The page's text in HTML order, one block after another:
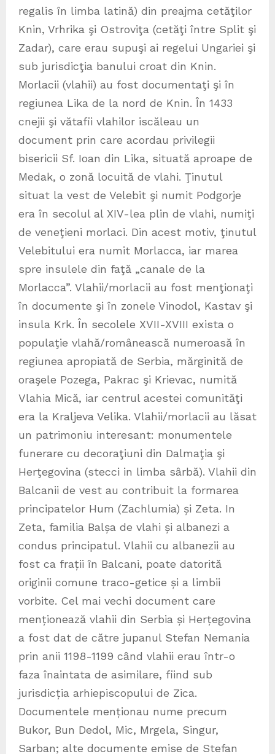
regalis în limba latină) din preajma cetăţilor
Knin, Vrhrika şi Ostroviţa (cetăţi între Split şi
Zadar), care erau supuşi ai regelui Ungariei şi
sub jurisdicţia banului croat din Knin.
Morlacii (vlahii) au fost documentaţi şi în
regiunea Lika de la nord de Knin. În 1433
cnejii şi vătafii vlahilor iscăleau un
document prin care acordau privilegii
bisericii Sf. Ioan din Lika, situată aproape de
Medak, o zonă locuită de vlahi. Ţinutul
situat la vest de Velebit şi numit Podgorje
era în secolul al XIV-lea plin de vlahi, numiţi
de veneţieni morlaci. Din acest motiv, ţinutul
Velebitului era numit Morlacca, iar marea
spre insulele din faţă „canale de la
Morlacca”. Vlahii/morlacii au fost menţionaţi
în documente şi în zonele Vinodol, Kastav şi
insula Krk. În secolele XVII-XVIII exista o
populaţie vlahă/românească numeroasă în
regiunea apropiată de Serbia, mărginită de
oraşele Pozega, Pakrac şi Krievac, numită
Vlahia Mică, iar centrul acestei comunităţi
era la Kraljeva Velika. Vlahii/morlacii au lăsat
un patrimoniu interesant: monumentele
funerare cu decoraţiuni din Dalmaţia şi
Herţegovina (stecci in limba sârbă). Vlahii din
Balcanii de vest au contribuit la formarea
principatelor Hum (Zachlumia) și Zeta. In
Zeta, familia Balșa de vlahi și albanezi a
condus principatul. Vlahii cu albanezii au
fost ca frații în Balcani, poate datorită
originii comune traco-getice și a limbii
vorbite. Cel mai vechi document care
menționează vlahii din Serbia și Herțegovina
a fost dat de către jupanul Stefan Nemania
prin anii 1198-1199 când vlahii erau într-o
faza înaintata de asimilare, fiind sub
jurisdicția arhiepiscopului de Zica.
Documentele menționau nume precum
Bukor, Bun Dedol, Mic, Mrgela, Singur,
Sarban; alte documente emise de Stefan